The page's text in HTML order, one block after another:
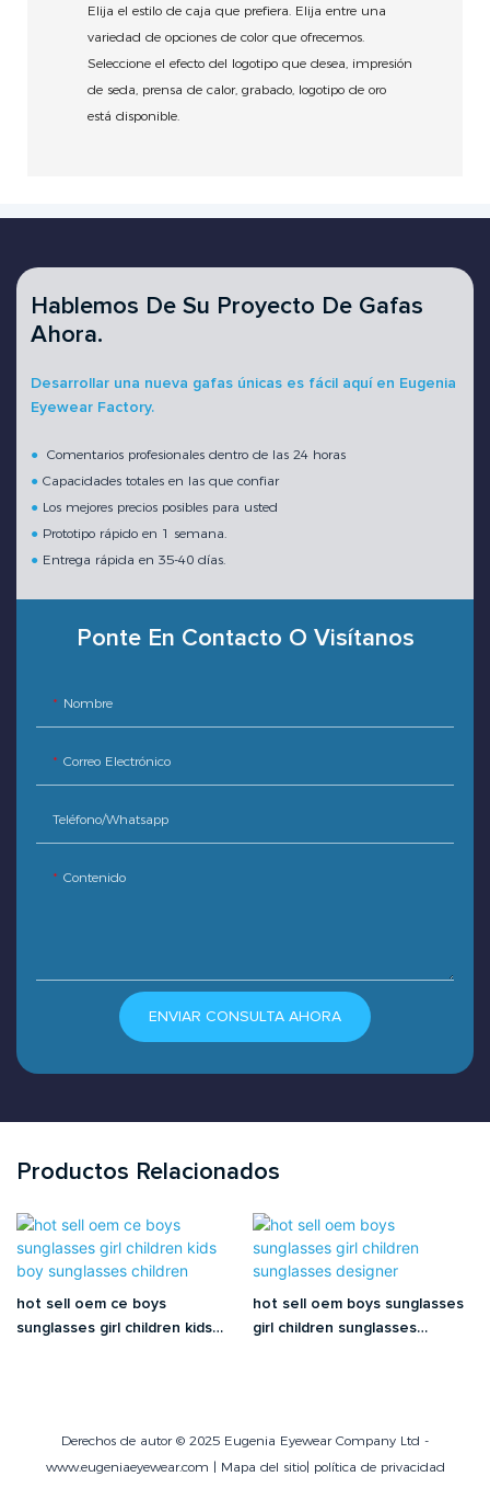
Elija el estilo de caja que prefiera. Elija entre una
variedad de opciones de color que ofrecemos.
Seleccione el efecto del logotipo que desea, impresión
de seda, prensa de calor, grabado, logotipo de oro
está disponible.
Hablemos De Su Proyecto De Gafas
Ahora.
Desarrollar una nueva gafas únicas es fácil aquí en Eugenia
Eyewear Factory.
● Comentarios profesionales dentro de las 24 horas
●Capacidades totales en las que confiar
● Los mejores precios posibles para usted
● Prototipo rápido en 1 semana.
● Entrega rápida en 35-40 días.
Ponte En Contacto O Visítanos
Nombre
Correo Electrónico
Teléfono/whatsapp
Contenido
ENVIAR CONSULTA AHORA
Productos Relacionados
hot sell oem ce boys
sunglasses girl children kids
hot sell oem boys sunglasses
girl children sunglasses
Derechos de autor © 2025 Eugenia Eyewear Company Ltd -
www.eugeniaeyewear.com | Mapa del sitio| política de privacidad